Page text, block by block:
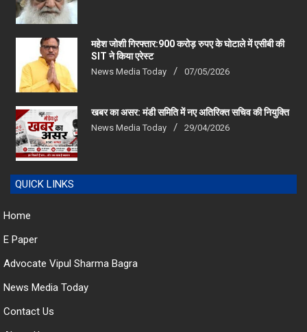
SIT ने किया एरेस्‍ट
News Media Today
News Media Today 29/04/2026
E Paper
Advocate Vipul Sharma Bagra
News Media Today
Contact Us
About Us